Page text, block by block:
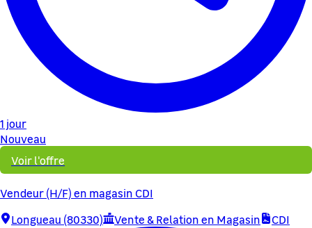
1 jour
Nouveau
Voir l'offre
Vendeur (H/F) en magasin CDI
Longueau (80330)
Vente & Relation en Magasin CDI